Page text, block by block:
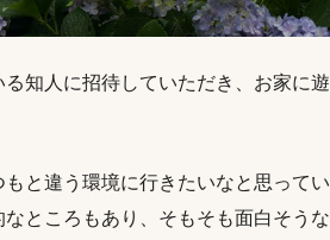
知人に招待していただき、お家に遊
と違う環境に行きたいなと思ってい
ところもあり、そもそも面白そうな